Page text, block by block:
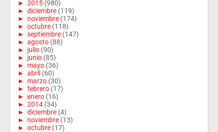
► 2015 (980)
► diciembre (119)
► noviembre (174)
► octubre (118)
► septiembre (147)
► agosto (88)
► julio (90)
► junio (85)
► mayo (36)
► abril (60)
► marzo (30)
► febrero (17)
► enero (16)
► 2014 (34)
► diciembre (4)
► noviembre (13)
► octubre (17)